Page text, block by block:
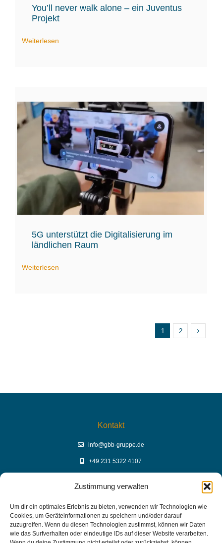
Zustimmung verwalten
Um dir ein optimales Erlebnis zu bieten, verwenden wir Technologien wie
Cookies, um Geräteinformationen zu speichern und/oder darauf
zuzugreifen. Wenn du diesen Technologien zustimmst, können wir Daten
wie das Surfverhalten oder eindeutige IDs auf dieser Website verarbeiten.
You’ll never walk alone – ein Juventus
Projekt
Weiterlesen
5G unterstützt die Digitalisierung im
ländlichen Raum
Weiterlesen
1 2
Kontakt
info@gbb-gruppe.de
+49 231 5322 4107
GBB Mediathek auf YouTube